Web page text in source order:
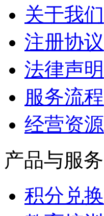
关于我们
注册协议
法律声明
服务流程
经营资源
产品与服务
积分兑换